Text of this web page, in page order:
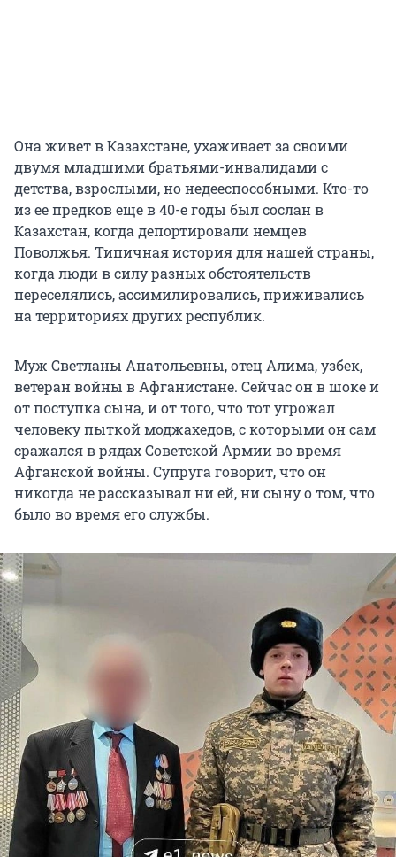
Она живет в Казахстане, ухаживает за своими
двумя младшими братьями-инвалидами с
детства, взрослыми, но недееспособными. Кто-то
из ее предков еще в 40-е годы был сослан в
Казахстан, когда депортировали немцев
Поволжья. Типичная история для нашей страны,
когда люди в силу разных обстоятельств
переселялись, ассимилировались, приживались
на территориях других республик.
Муж Светланы Анатольевны, отец Алима, узбек,
ветеран войны в Афганистане. Сейчас он в шоке и
от поступка сына, и от того, что тот угрожал
человеку пыткой моджахедов, с которыми он сам
сражался в рядах Советской Армии во время
Афганской войны. Супруга говорит, что он
никогда не рассказывал ни ей, ни сыну о том, что
было во время его службы.